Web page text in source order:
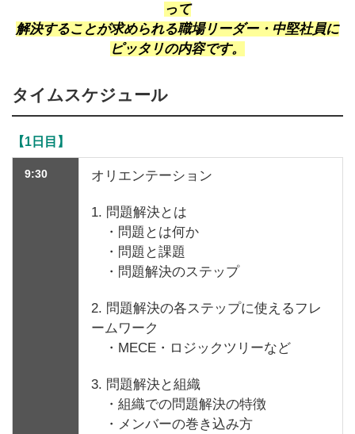
って
解決することが求められる職場リーダー・中堅社員に
ピッタリの内容です。
タイムスケジュール
【1日目】
9:30 オリエンテーション
1. 問題解決とは
・問題とは何か
・問題と課題
・問題解決のステップ
2. 問題解決の各ステップに使えるフレ
ームワーク
・MECE・ロジックツリーなど
3. 問題解決と組織
・組織での問題解決の特徴
・メンバーの巻き込み方